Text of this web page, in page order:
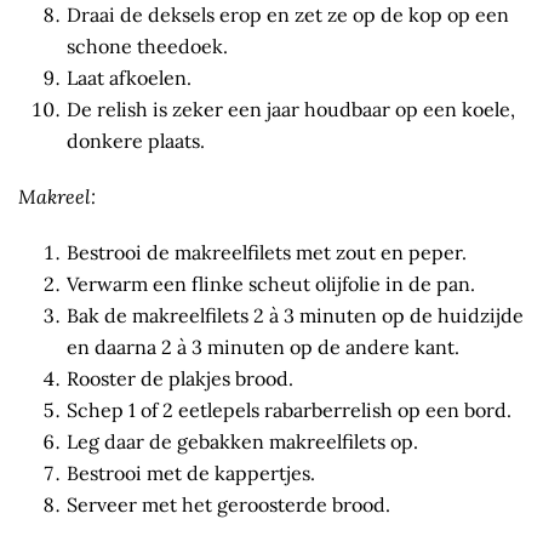
Draai de deksels erop en zet ze op de kop op een
schone theedoek.
Laat afkoelen.
De relish is zeker een jaar houdbaar op een koele,
donkere plaats.
Makreel:
Bestrooi de makreelfilets met zout en peper.
Verwarm een flinke scheut olijfolie in de pan.
Bak de makreelfilets 2 à 3 minuten op de huidzijde
en daarna 2 à 3 minuten op de andere kant.
Rooster de plakjes brood.
Schep 1 of 2 eetlepels rabarberrelish op een bord.
Leg daar de gebakken makreel­filets op.
Bestrooi met de kappertjes.
Serveer met het geroosterde brood.